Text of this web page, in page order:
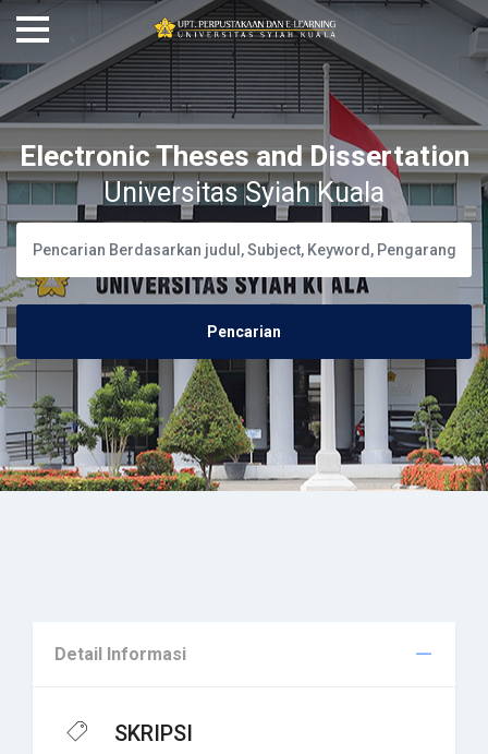
Electronic Theses and Dissertation
Universitas Syiah Kuala
Detail Informasi
SKRIPSI